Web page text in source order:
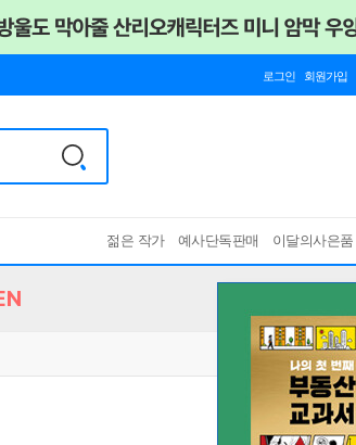
로그인 회원가입
젊은 작가 예사단독판매 이달의사은품